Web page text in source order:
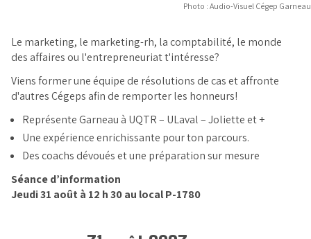
Photo : Audio-Visuel Cégep Garneau
Le marketing, le marketing-rh, la comptabilité, le monde
des affaires ou l'entrepreneuriat t'intéresse?
Viens former une équipe de résolutions de cas et affronte
d'autres Cégeps afin de remporter les honneurs!
Représente Garneau à UQTR – ULaval – Joliette et +
Une expérience enrichissante pour ton parcours.
Des coachs dévoués et une préparation sur mesure
Séance d’information
Jeudi 31 août à 12 h 30 au local P-1780